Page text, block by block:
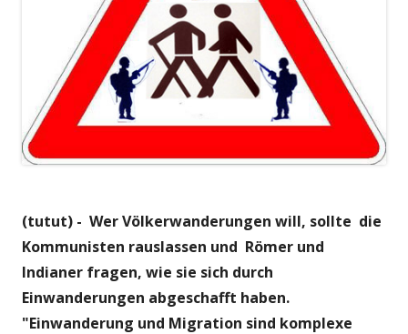
(tutut) - Wer Völkerwanderungen will, sollte die
Kommunisten rauslassen und Römer und
Indianer fragen, wie sie sich durch
Einwanderungen abgeschafft haben.
"Einwanderung und Migration sind komplexe